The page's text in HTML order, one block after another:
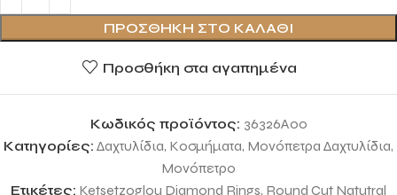
ΠΡΟΣΘΉΚΗ ΣΤΟ ΚΑΛΆΘΙ
Προσθήκη στα αγαπημένα
Κωδικός προϊόντος: 36326A00
Κατηγορίες: Δαχτυλίδια, Κοσμήματα, Μονόπετρα Δαχτυλίδια,
Μονόπετρο
Ετικέτες: Ketsetzoglou Diamond Rings, Round Cut Natutral